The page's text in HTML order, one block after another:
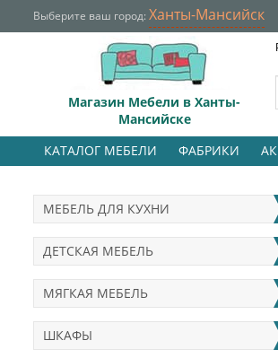
Выберите ваш город: Ханты-Мансийск
Магазин Мебели в Ханты-
Мансийске
КАТАЛОГ МЕБЕЛИ ФАБРИКИ
МЕБЕЛЬ ДЛЯ КУХНИ
ДЕТСКАЯ МЕБЕЛЬ
МЯГКАЯ МЕБЕЛЬ
ШКАФЫ